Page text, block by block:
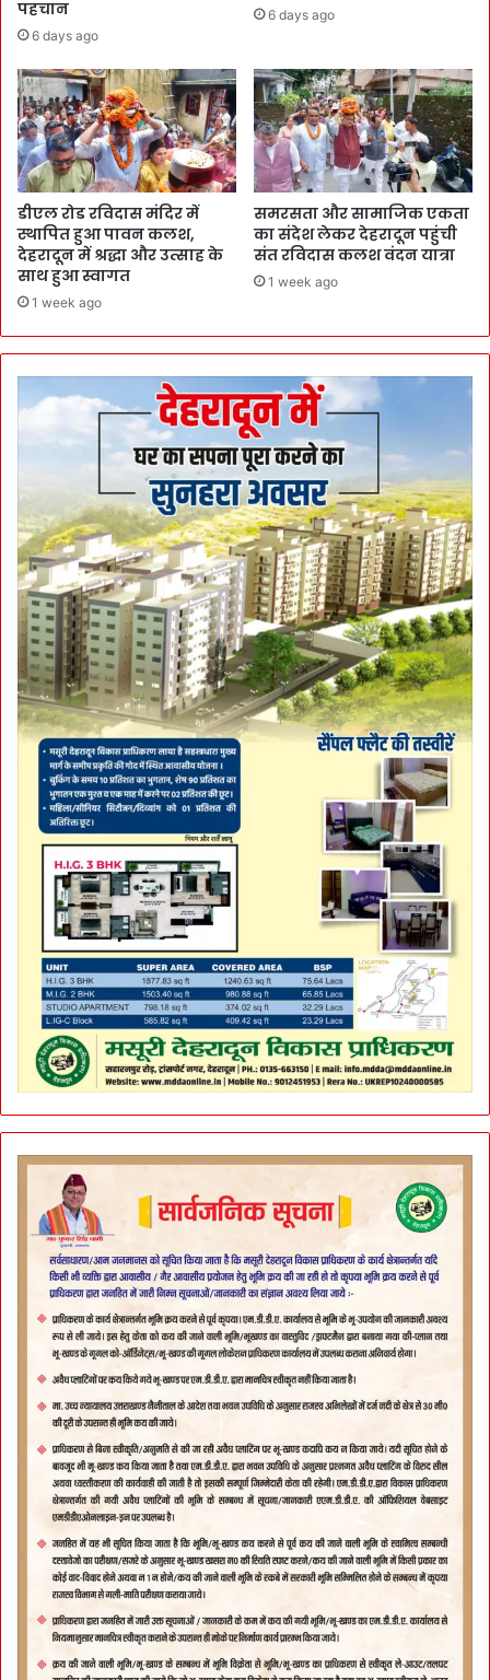
पहचान
6 days ago
6 days ago
डीएल रोड रविदास मंदिर में
स्थापित हुआ पावन कलश,
देहरादून में श्रद्धा और उत्साह के
साथ हुआ स्वागत
1 week ago
समरसता और सामाजिक एकता
का संदेश लेकर देहरादून पहुंची
संत रविदास कलश वंदन यात्रा
1 week ago